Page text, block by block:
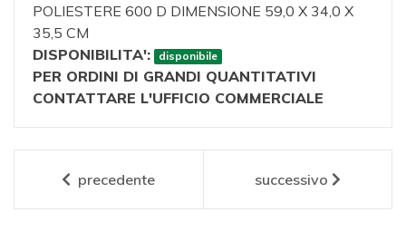
POLIESTERE 600 D DIMENSIONE 59,0 X 34,0 X
35,5 CM
DISPONIBILITA':
disponibile
PER ORDINI DI GRANDI QUANTITATIVI
CONTATTARE L'UFFICIO COMMERCIALE
precedente successivo